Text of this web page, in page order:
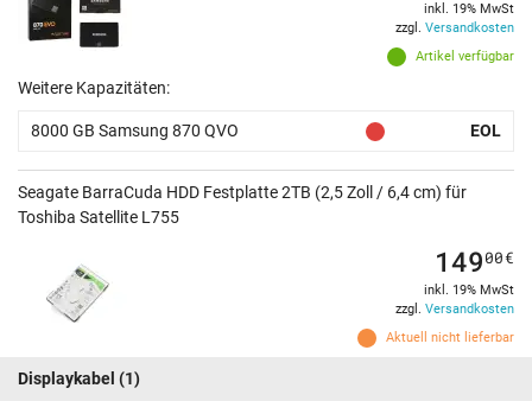
Artikel verfügbar
inkl. 19% MwSt
zzgl. Versandkosten
Weitere Kapazitäten:
8000 GB Samsung 870 QVO EOL
Seagate BarraCuda HDD Festplatte 2TB (2,5 Zoll / 6,4 cm) für
Toshiba Satellite L755
Aktuell nicht lieferbar
14900€
inkl. 19% MwSt
zzgl. Versandkosten
Displaykabel (1)